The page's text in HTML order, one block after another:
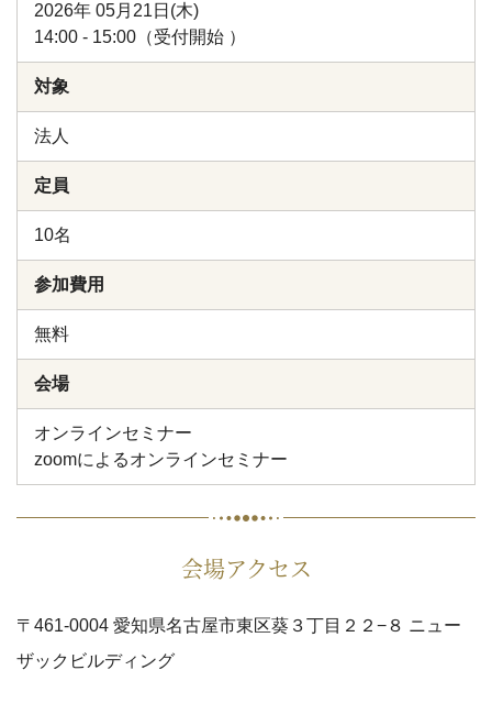
2026年 05月21日(木)
14:00 - 15:00（受付開始 ）
対象
法人
定員
10名
参加費用
無料
会場
オンラインセミナー
zoomによるオンラインセミナー
会場アクセス
〒461-0004 愛知県名古屋市東区葵３丁目２２−８ ニュー
ザックビルディング